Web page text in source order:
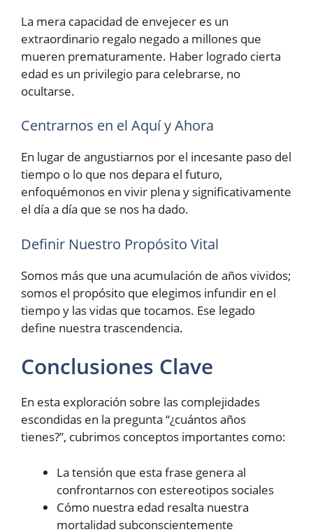
La mera capacidad de envejecer es un
extraordinario regalo negado a millones que
mueren prematuramente. Haber logrado cierta
edad es un privilegio para celebrarse, no
ocultarse.
Centrarnos en el Aquí y Ahora
En lugar de angustiarnos por el incesante paso del
tiempo o lo que nos depara el futuro,
enfoquémonos en vivir plena y significativamente
el día a día que se nos ha dado.
Definir Nuestro Propósito Vital
Somos más que una acumulación de años vividos;
somos el propósito que elegimos infundir en el
tiempo y las vidas que tocamos. Ese legado
define nuestra trascendencia.
Conclusiones Clave
En esta exploración sobre las complejidades
escondidas en la pregunta “¿cuántos años
tienes?”, cubrimos conceptos importantes como:
La tensión que esta frase genera al
confrontarnos con estereotipos sociales
Cómo nuestra edad resalta nuestra
mortalidad subconscientemente